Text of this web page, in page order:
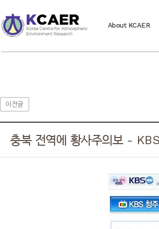
About KCAER
이전글
충북 전역에 황사주의보 -